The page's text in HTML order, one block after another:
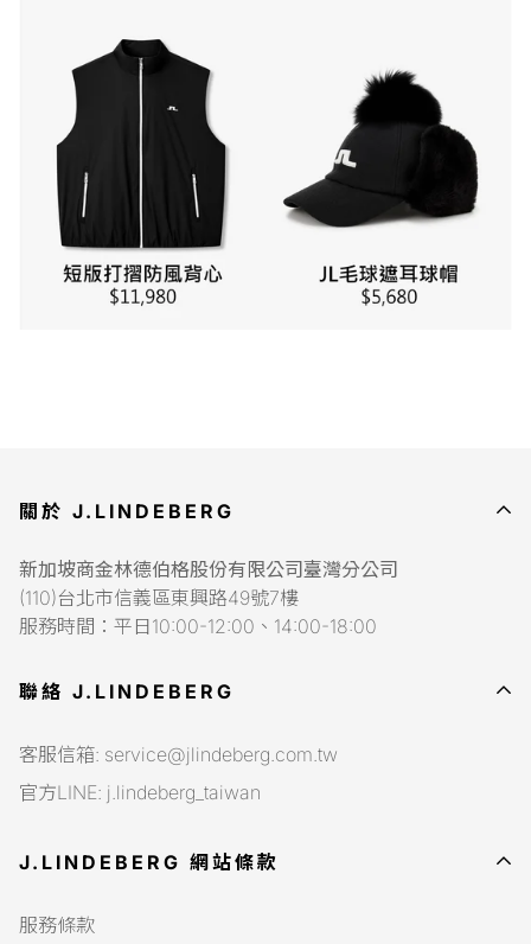
關於 J.LINDEBERG
新加坡商金林德伯格股份有限公司臺灣分公司
(110)台北市信義區東興路49號7樓
服務時間：平日10:00-12:00、14:00-18:00
聯絡 J.LINDEBERG
客服信箱: service@jlindeberg.com.tw
官方LINE: j.lindeberg_taiwan
J.LINDEBERG 網站條款
服務條款